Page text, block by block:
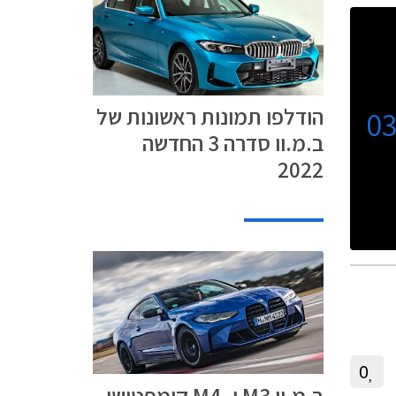
0
הודלפו תמונות ראשונות של
ב.מ.וו סדרה 3 החדשה
2022